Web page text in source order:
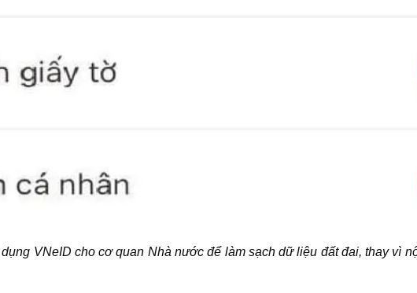
VNeID cho cơ quan Nhà nước để làm sạch dữ liệu đất đai, thay vì